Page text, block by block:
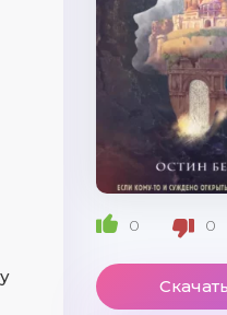
0 0
Скачать